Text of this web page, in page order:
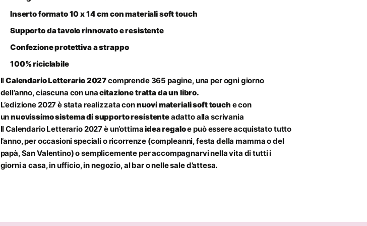
Inserto formato 10 x 14 cm con materiali soft touch
Supporto da tavolo rinnovato e resistente
Confezione protettiva a strappo
100% riciclabile
IlCalendario Letterario 2027comprende 365 pagine, una per ogni giorno
dell’anno, ciascuna con unacitazione tratta da un libro.
L’edizione 2027 è stata realizzata connuovi materiali soft touch e con
unnuovissimo sistema di supporto resistenteadatto alla scrivania
Il Calendario Letterario 2027 è un’ottimaidea regaloe può essere acquistato tutto
l’anno, per occasioni speciali o ricorrenze (compleanni, festa della mamma o del
papà, San Valentino) o semplicemente per accompagnarvi nella vita di tutti i
giorni a casa, in ufficio, in negozio, al bar o nelle sale d’attesa.